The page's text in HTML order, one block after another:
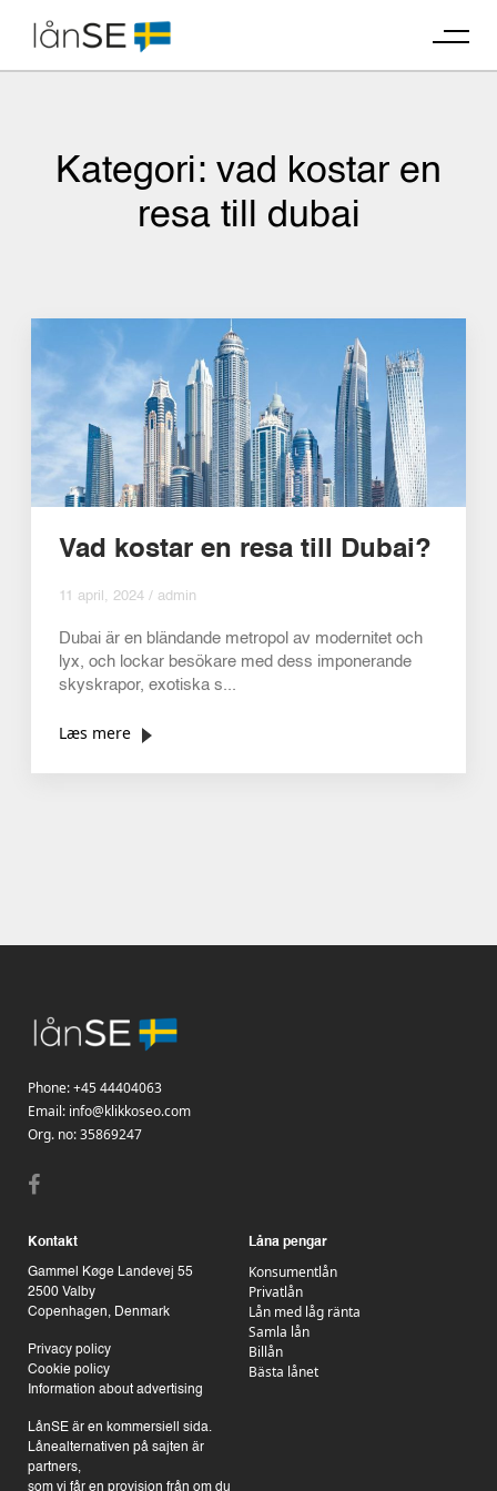
content
Kategori: vad kostar en
resa till dubai
Vad kostar en resa till Dubai?
11 april, 2024 / admin
Dubai är en bländande metropol av modernitet och
lyx, och lockar besökare med dess imponerande
skyskrapor, exotiska s...
Læs mere
Phone:+45 44404063
Email: info@klikkoseo.com
Org. no: 35869247
Kontakt
Gammel Køge Landevej 55
2500 Valby
Copenhagen, Denmark
Privacy policy
Cookie policy
Information about advertising
LånSE är en kommersiell sida.
Lånealternativen på sajten är
partners,
som vi får en provision från om du
Låna pengar
Konsumentlån
Privatlån
Lån med låg ränta
Samla lån
Billån
Bästa lånet